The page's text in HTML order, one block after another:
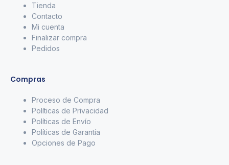
Tienda
Contacto
Mi cuenta
Finalizar compra
Pedidos
Compras
Proceso de Compra
Políticas de Privacidad
Políticas de Envío
Políticas de Garantía
Opciones de Pago